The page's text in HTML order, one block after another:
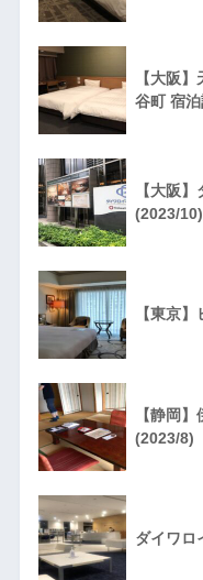
【大阪
谷町 宿
【大阪
(2023/10)
【東京
【静岡
(2023/8)
ダイワロ